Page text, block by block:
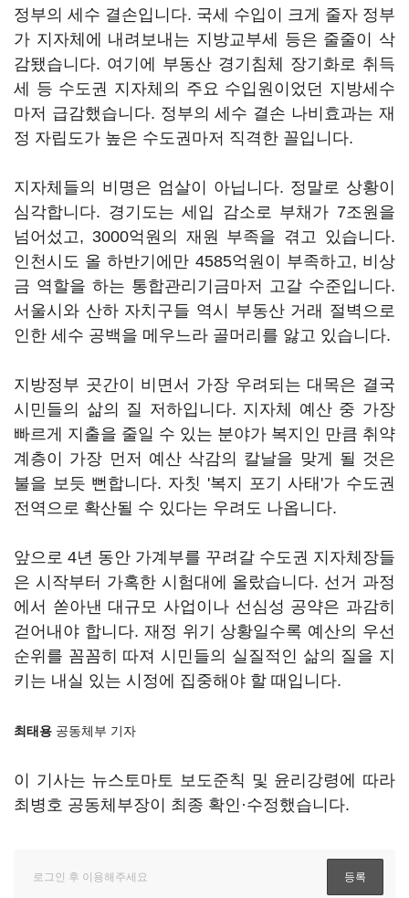
정부의 세수 결손입니다. 국세 수입이 크게 줄자 정부
가 지자체에 내려보내는 지방교부세 등은 줄줄이 삭
감됐습니다. 여기에 부동산 경기침체 장기화로 취득
세 등 수도권 지자체의 주요 수입원이었던 지방세수
마저 급감했습니다. 정부의 세수 결손 나비효과는 재
정 자립도가 높은 수도권마저 직격한 꼴입니다.
지자체들의 비명은 엄살이 아닙니다. 정말로 상황이
심각합니다. 경기도는 세입 감소로 부채가 7조원을
넘어섰고, 3000억원의 재원 부족을 겪고 있습니다.
인천시도 올 하반기에만 4585억원이 부족하고, 비상
금 역할을 하는 통합관리기금마저 고갈 수준입니다.
서울시와 산하 자치구들 역시 부동산 거래 절벽으로
인한 세수 공백을 메우느라 골머리를 앓고 있습니다.
지방정부 곳간이 비면서 가장 우려되는 대목은 결국
시민들의 삶의 질 저하입니다. 지자체 예산 중 가장
빠르게 지출을 줄일 수 있는 분야가 복지인 만큼 취약
계층이 가장 먼저 예산 삭감의 칼날을 맞게 될 것은
불을 보듯 뻔합니다. 자칫 '복지 포기 사태'가 수도권
전역으로 확산될 수 있다는 우려도 나옵니다.
앞으로 4년 동안 가계부를 꾸려갈 수도권 지자체장들
은 시작부터 가혹한 시험대에 올랐습니다. 선거 과정
에서 쏟아낸 대규모 사업이나 선심성 공약은 과감히
걷어내야 합니다. 재정 위기 상황일수록 예산의 우선
순위를 꼼꼼히 따져 시민들의 실질적인 삶의 질을 지
키는 내실 있는 시정에 집중해야 할 때입니다.
최태용 공동체부 기자
이 기사는 뉴스토마토 보도준칙 및 윤리강령에 따라
최병호 공동체부장이 최종 확인·수정했습니다.